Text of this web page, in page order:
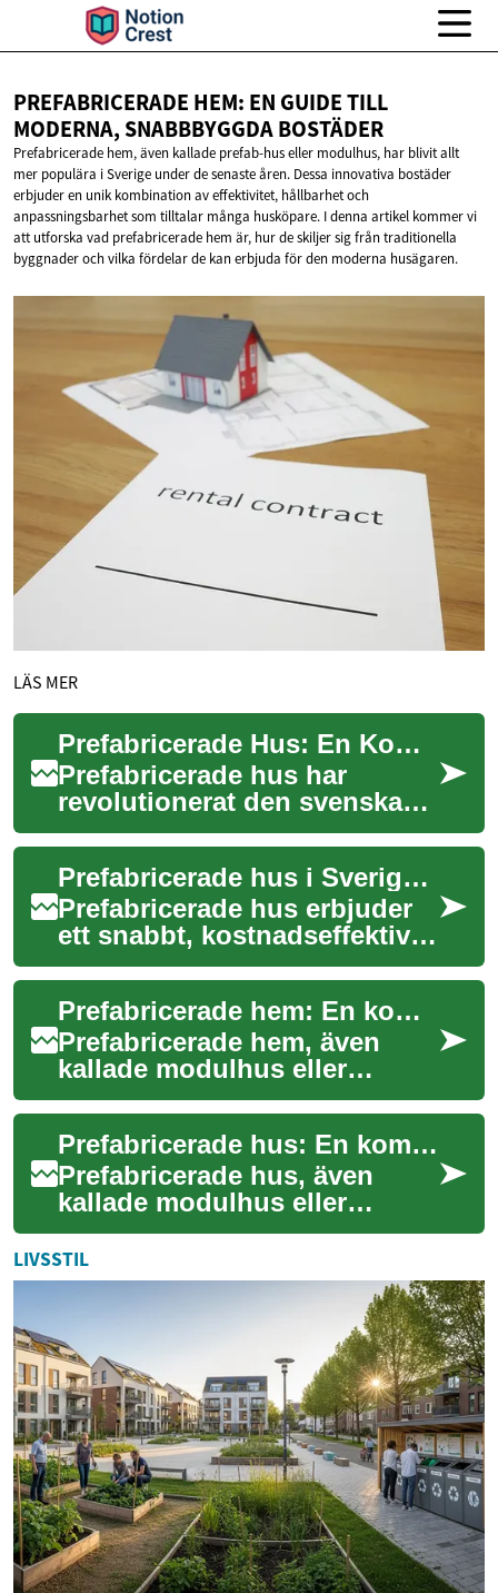
PREFABRICERADE HEM: EN GUIDE TILL
MODERNA,SNABBBYGGDA BOSTÄDER
Prefabricerade hem, även kallade prefab-hus eller modulhus, har blivit allt
mer populära i Sverige under de senaste åren. Dessa innovativa bostäder
erbjuder en unik kombination av effektivitet, hållbarhet och
anpassningsbarhet som tilltalar många husköpare. I denna artikel kommer vi
att utforska vad prefabricerade hem är, hur de skiljer sig från traditionella
byggnader och vilka fördelar de kan erbjuda för den moderna husägaren.
LÄS MER
Prefabricerade Hus: En Komplett Guide till Moderna Boendealternativ
Prefabricerade hus har
revolutionerat den svenska
bostadsmarknaden genom att
erbjuda ett snabbare, mer
kostnadseffekt...
Prefabricerade hus i Sverige: komplett guide till moderna hem
Prefabricerade hus erbjuder
ett snabbt, kostnadseffektivt
och hållbart sätt att
förverkliga drömboendet.
Denna guide ...
Prefabricerade hem: En komplett guide till moderna husdrömmar
Prefabricerade hem, även
kallade modulhus eller
monteringsfärdiga hus, har
revolutionerat den svenska
bostadsmarknade...
Prefabricerade hus: En komplett guide till moderna boendealternativ
Prefabricerade hus, även
kallade modulhus eller
monteringsfärdiga hus, har
revolutionerat den svenska
bostadsmarknade...
LIVSSTIL